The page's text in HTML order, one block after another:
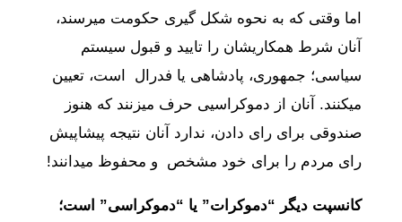
اما وقتی که به نحوه شکل گیری حکومت میرسند،
آنان شرط همکاریشان را تایید و قبول سیستم
سیاسی؛ جمهوری، پادشاهی یا فدرال است، تعیین
میکنند. آنان از دموکراسی‎ی حرف میزنند که هنوز
صندوقی برای رای دادن، ندارد آنان نتیجه پیشاپیش
رای مردم را برای خود مشخص و محفوظ میدانند!
کانسپت دیگر “دموکرات” یا “دموکراسی” است؛